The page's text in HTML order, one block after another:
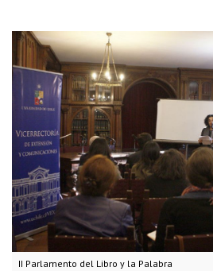
II Parlamento del Libro y la Palabra